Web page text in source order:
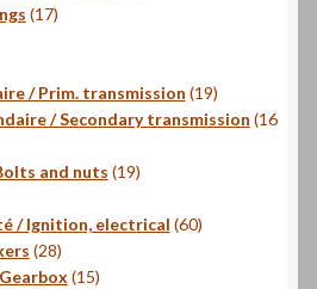
1717
/ Prim. transmission 1919
produits
/ Secondary transmission 16
and nuts 1919
/ Ignition, electrical 6060
2828
produits
1515